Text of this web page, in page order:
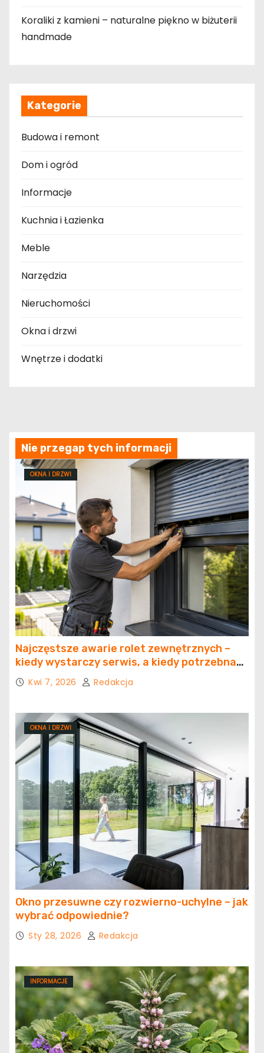
Koraliki z kamieni – naturalne piękno w biżuterii
handmade
Kategorie
Budowa i remont
Dom i ogród
Informacje
Kuchnia i Łazienka
Meble
Narzędzia
Nieruchomości
Okna i drzwi
Wnętrze i dodatki
Nie przegap tych informacji
OKNA I DRZWI
Najczęstsze awarie rolet zewnętrznych –
kiedy wystarczy serwis, a kiedy potrzebna
jest naprawa?
Kwi 7, 2026 Redakcja
OKNA I DRZWI
Okno przesuwne czy rozwierno-uchylne – jak
wybrać odpowiednie?
Sty 28, 2026 Redakcja
INFORMACJE